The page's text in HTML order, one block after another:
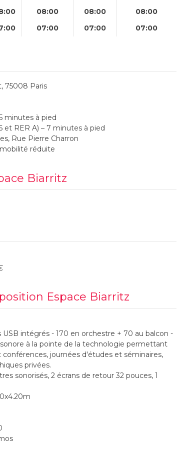
08:00 08:00
08:00
07:00 07:00 07:00
75008 Paris
minutes à pied
et RER A) – 7 minutes à pied
Rue Pierre Charron
réduite
Biarritz
Espace Biarritz
USB intégrés - 170 en orchestre + 70 au balcon -
à la pointe de la technologie permettant
journées d'études et séminaires,
privées.
sonorisés, 2 écrans de retour 32 pouces, 1